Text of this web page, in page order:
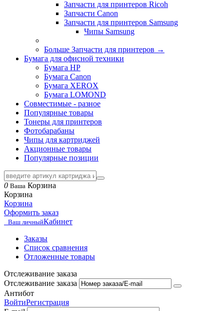
Запчасти для принтеров Ricoh
Запчасти Canon
Запчасти для принтеров Samsung
Чипы Samsung
Больше Запчасти для принтеров →
Бумага для офисной техники
Бумага HP
Бумага Canon
Бумага XEROX
Бумага LOMOND
Совместимые - разное
Популярные товары
Тонеры для принтеров
Фотобарабаны
Чипы для картриджей
Акционные товары
Популярные позиции
0 Ваша Корзина
Корзина
Корзина
Оформить заказ
Ваш личныйКабинет
Заказы
Список сравнения
Отложенные товары
Отслеживание заказа
Отслеживание заказа
Антибот
ВойтиРегистрация